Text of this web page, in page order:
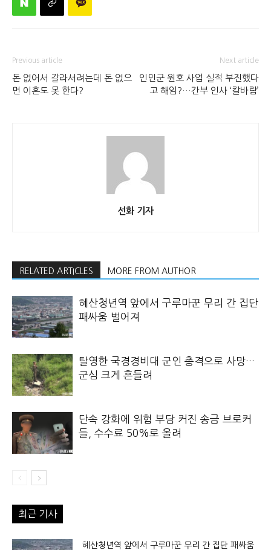
Previous article
돈 없어서 갈라서려는데 돈 없으
면 이혼도 못 한다?
Next article
인민군 원호 사업 실적 부진했다
고 해임?…간부 인사 ‘칼바람’
선화 기자
RELATED ARTICLES MORE FROM AUTHOR
혜산청년역 앞에서 구루마꾼 무리 간 집단
패싸움 벌어져
탈영한 국경경비대 군인 총격으로 사망…
군심 크게 흔들려
단속 강화에 위험 부담 커진 송금 브로커
들, 수수료 50%로 올려
최근 기사
혜산청년역 앞에서 구루마꾼 무리 간 집단 패싸움